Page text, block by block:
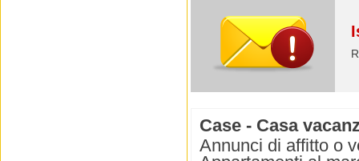
Case - Casa
Annunci di affitto o